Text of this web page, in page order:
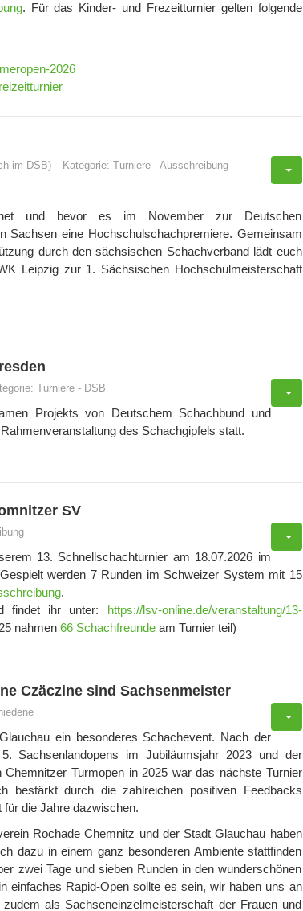
. Für das Kinder- und Frezeitturnier gelten folgende
2026
im DSB) Kategorie: Turniere - Ausschreibung
und bevor es im November zur Deutschen
Sachsen eine Hochschulschachpremiere. Gemeinsam
durch den sächsischen Schachverband lädt euch
Leipzig zur 1. Sächsischen Hochschulmeisterschaft
Turniere - DSB
Projekts von Deutschem Schachbund und
des Schachgipfels statt.
SV
13. Schnellschachturnier am 18.07.2026 im
werden 7 Runden im Schweizer System mit 15
.
findet ihr unter: https://lsv-online.de/veranstaltung/13-
nahmen 66 Schachfreunde am Turnier teil)
Czäczine sind Sachsenmeister
ein besonderes Schachevent. Nach der
Sachsenlandopens im Jubiläumsjahr 2023 und der
Chemnitzer Turmopen in 2025 war das nächste Turnier
bestärkt durch die zahlreichen positiven Feedbacks
die Jahre dazwischen.
Rochade Chemnitz und der Stadt Glauchau haben
dazu in einem ganz besonderen Ambiente stattfinden
zwei Tage und sieben Runden in den wunderschönen
einfaches Rapid-Open sollte es sein, wir haben uns an
als Sachseneinzelmeisterschaft der Frauen und